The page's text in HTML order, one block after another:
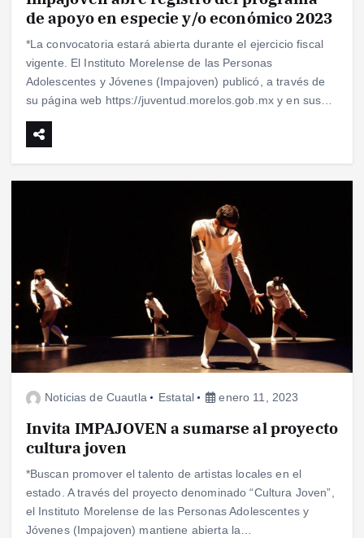
de apoyo en especie y/o económico 2023
*La convocatoria estará abierta durante el ejercicio fiscal
vigente. El Instituto Morelense de las Personas
Adolescentes y Jóvenes (Impajoven) publicó, a través de
su página web https://juventud.morelos.gob.mx y en sus…
Noticias de Cuautla Estatal enero 11, 2023
Invita IMPAJOVEN a sumarse al proyecto
cultura joven
*Buscan promover el talento de artistas locales en el
estado. A través del proyecto denominado “Cultura Joven”,
el Instituto Morelense de las Personas Adolescentes y
Jóvenes (Impajoven) mantiene abierta la…